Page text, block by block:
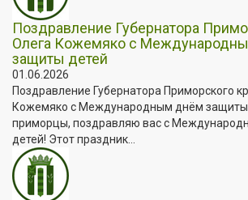
Поздравление Губернатора
Олега Кожемяко с
защиты детей
01.06.2026
Поздравление Губернатора Приморского
Кожемяко с Международным днём
приморцы, поздравляю вас с
детей! Этот праздник...